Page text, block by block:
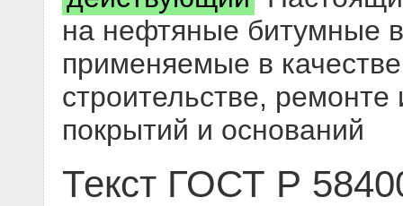
на нефтяные битумные
применяемые в
строительстве,
покрытий и оснований
Текст ГОСТ Р